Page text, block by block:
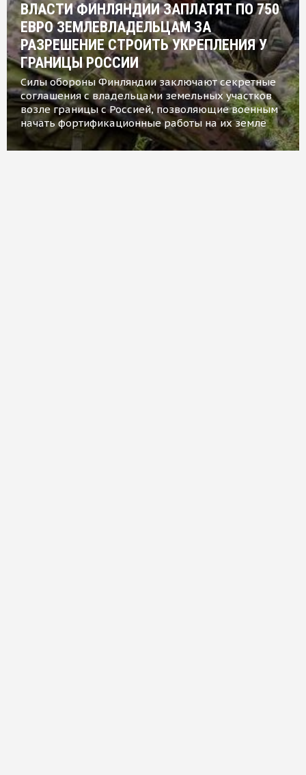
ВЛАСТИ ФИНЛЯНДИИ ЗАПЛАТЯТ ПО 750
ЕВРО ЗЕМЛЕВЛАДЕЛЬЦАМ ЗА
РАЗРЕШЕНИЕ СТРОИТЬ УКРЕПЛЕНИЯ У
ГРАНИЦЫ РОССИИ
Силы обороны Финляндии заключают секретные
соглашения с владельцами земельных участков
возле границы с Россией, позволяющие военным
начать фортификационные работы на их земле